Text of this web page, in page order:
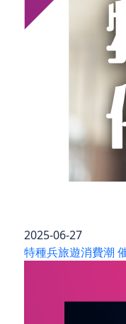
2025-06-27
特種兵旅遊消費潮